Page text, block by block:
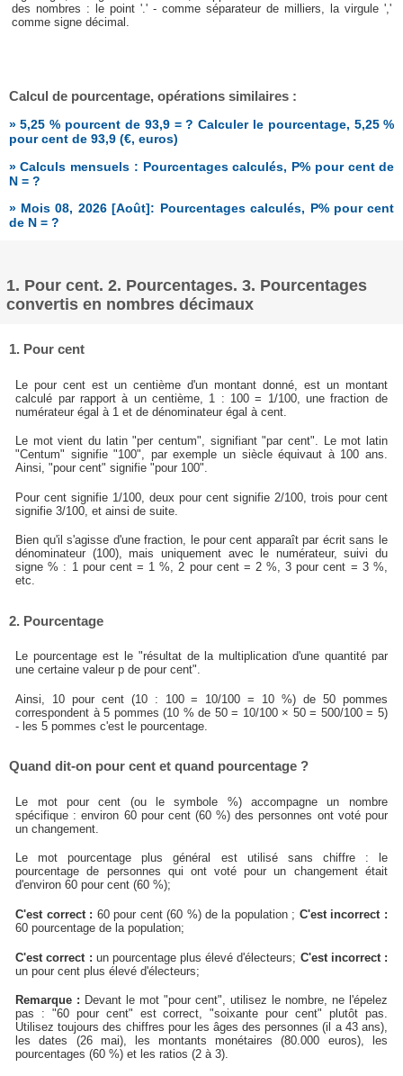
des nombres : le point '.' - comme séparateur de milliers, la virgule ','
comme signe décimal.
Calcul de pourcentage, opérations similaires :
» 5,25 % pourcent de 93,9 = ? Calculer le pourcentage, 5,25 %
pour cent de 93,9 (€, euros)
» Calculs mensuels : Pourcentages calculés, P% pour cent de
N = ?
» Mois 08, 2026 [Août]: Pourcentages calculés, P% pour cent
de N = ?
1. Pour cent. 2. Pourcentages. 3. Pourcentages
convertis en nombres décimaux
1. Pour cent
Le pour cent est un centième d'un montant donné, est un montant
calculé par rapport à un centième, 1 : 100 = 1/100, une fraction de
numérateur égal à 1 et de dénominateur égal à cent.
Le mot vient du latin "per centum", signifiant "par cent". Le mot latin
"Centum" signifie "100", par exemple un siècle équivaut à 100 ans.
Ainsi, "pour cent" signifie "pour 100".
Pour cent signifie 1/100, deux pour cent signifie 2/100, trois pour cent
signifie 3/100, et ainsi de suite.
Bien qu'il s'agisse d'une fraction, le pour cent apparaît par écrit sans le
dénominateur (100), mais uniquement avec le numérateur, suivi du
signe % : 1 pour cent = 1 %, 2 pour cent = 2 %, 3 pour cent = 3 %,
etc.
2. Pourcentage
Le pourcentage est le "résultat de la multiplication d'une quantité par
une certaine valeur p de pour cent".
Ainsi, 10 pour cent (10 : 100 = 10/100 = 10 %) de 50 pommes
correspondent à 5 pommes (10 % de 50 = 10/100 × 50 = 500/100 = 5)
- les 5 pommes c'est le pourcentage.
Quand dit-on pour cent et quand pourcentage ?
Le mot pour cent (ou le symbole %) accompagne un nombre
spécifique : environ 60 pour cent (60 %) des personnes ont voté pour
un changement.
Le mot pourcentage plus général est utilisé sans chiffre : le
pourcentage de personnes qui ont voté pour un changement était
d'environ 60 pour cent (60 %);
C'est correct : 60 pour cent (60 %) de la population ; C'est incorrect :
60 pourcentage de la population;
C'est correct : un pourcentage plus élevé d'électeurs; C'est incorrect :
un pour cent plus élevé d'électeurs;
Remarque : Devant le mot "pour cent", utilisez le nombre, ne l'épelez
pas : "60 pour cent" est correct, "soixante pour cent" plutôt pas.
Utilisez toujours des chiffres pour les âges des personnes (il a 43 ans),
les dates (26 mai), les montants monétaires (80.000 euros), les
pourcentages (60 %) et les ratios (2 à 3).